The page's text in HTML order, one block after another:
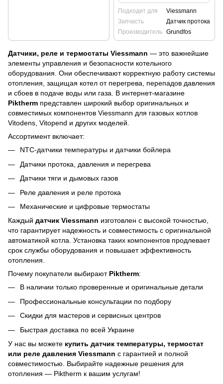
Подходит для
Viessmann
Запчасть
Датчик протока
Производитель Grundfos
Датчики, реле и термостаты Viessmann — это важнейшие
элементы управления и безопасности котельного
оборудования. Они обеспечивают корректную работу системы
отопления, защищая котел от перегрева, перепадов давления
и сбоев в подаче воды или газа. В интернет-магазине
Piktherm представлен широкий выбор оригинальных и
совместимых компонентов Viessmann для газовых котлов
Vitodens, Vitopend и других моделей.
Ассортимент включает:
NTC-датчики температуры и датчики бойлера
Датчики протока, давления и перегрева
Датчики тяги и дымовых газов
Реле давления и реле протока
Механические и цифровые термостаты
Каждый датчик Viessmann изготовлен с высокой точностью,
что гарантирует надежность и совместимость с оригинальной
автоматикой котла. Установка таких компонентов продлевает
срок службы оборудования и повышает эффективность
отопления.
Почему покупатели выбирают Piktherm:
В наличии только проверенные и оригинальные детали
Профессиональные консультации по подбору
Скидки для мастеров и сервисных центров
Быстрая доставка по всей Украине
У нас вы можете купить датчик температуры, термостат
или реле давления Viessmann с гарантией и полной
совместимостью. Выбирайте надежные решения для
отопления — Piktherm к вашим услугам!